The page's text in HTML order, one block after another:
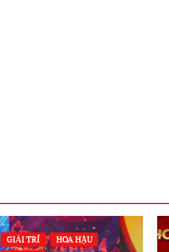
GIẢI TRÍ
HOA HẬU